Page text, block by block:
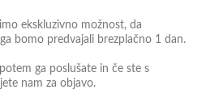
ekskluzivno možnost, da
bomo predvajali brezplačno 1 dan.
ga poslušate in če ste s
nam za objavo.